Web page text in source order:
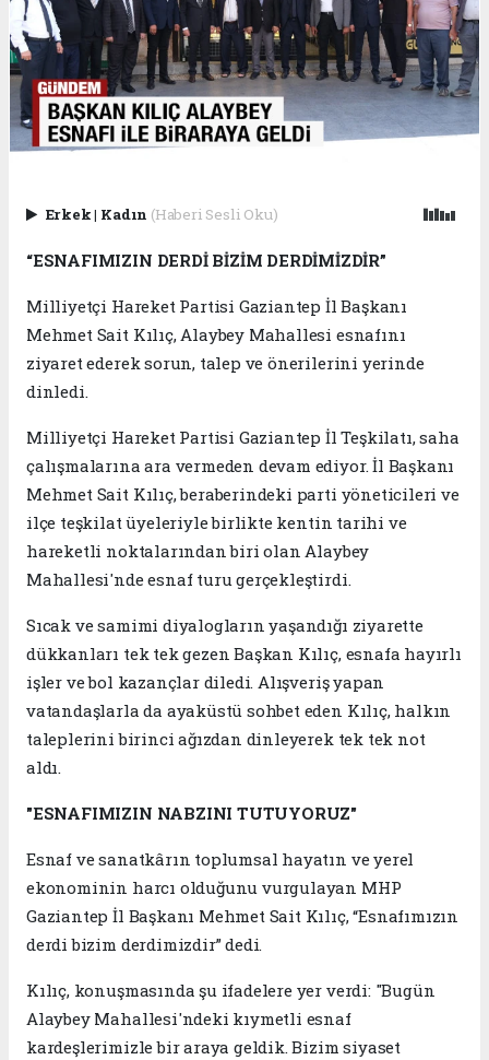
Erkek| Kadın (Haberi Sesli Oku)
“ESNAFIMIZIN DERDİ BİZİM DERDİMİZDİR”
Milliyetçi Hareket Partisi Gaziantep İl Başkanı
Mehmet Sait Kılıç, Alaybey Mahallesi esnafını
ziyaret ederek sorun, talep ve önerilerini yerinde
dinledi.
Milliyetçi Hareket Partisi Gaziantep İl Teşkilatı, saha
çalışmalarına ara vermeden devam ediyor. İl Başkanı
Mehmet Sait Kılıç, beraberindeki parti yöneticileri ve
ilçe teşkilat üyeleriyle birlikte kentin tarihi ve
hareketli noktalarından biri olan Alaybey
Mahallesi'nde esnaf turu gerçekleştirdi.
Sıcak ve samimi diyalogların yaşandığı ziyarette
dükkanları tek tek gezen Başkan Kılıç, esnafa hayırlı
işler ve bol kazançlar diledi. Alışveriş yapan
vatandaşlarla da ayaküstü sohbet eden Kılıç, halkın
taleplerini birinci ağızdan dinleyerek tek tek not
aldı.
"ESNAFIMIZIN NABZINI TUTUYORUZ"
Esnaf ve sanatkârın toplumsal hayatın ve yerel
ekonominin harcı olduğunu vurgulayan MHP
Gaziantep İl Başkanı Mehmet Sait Kılıç, “Esnafımızın
derdi bizim derdimizdir” dedi.
Kılıç, konuşmasında şu ifadelere yer verdi: "Bugün
Alaybey Mahallesi'ndeki kıymetli esnaf
kardeşlerimizle bir araya geldik. Bizim siyaset